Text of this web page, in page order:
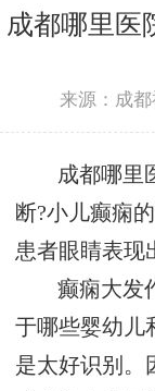
成都哪里医
来源：成
成都哪里
断?小儿癫痫
患者眼睛表现
癫痫大发
于哪些婴幼儿
是太好识别。